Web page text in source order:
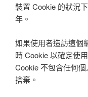
裝置 Cookie 的狀況
年。
如果使用者造訪這個
時 Cookie 以確定使
Cookie 不包含任何
捨棄。